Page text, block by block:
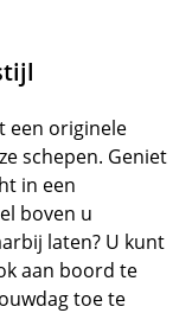
een originele
schepen. Geniet
in een
boven u
laten? U kunt
aan boord te
toe te